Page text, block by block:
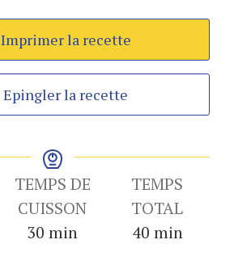
Imprimer la recette
Epingler la recette
TEMPS DE
CUISSON
30 minutes
min
TEMPS
TOTAL
40minutes
min